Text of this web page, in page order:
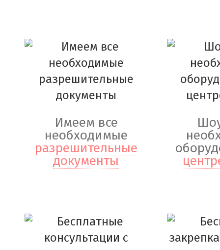
Имеем все
необходимые
разрешительные
документы